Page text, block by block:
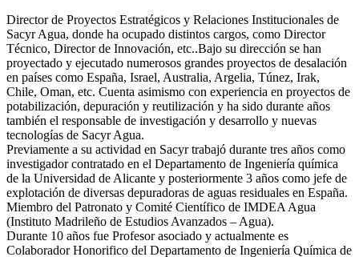
Director de Proyectos Estratégicos y Relaciones Institucionales de
Sacyr Agua, donde ha ocupado distintos cargos, como Director
Técnico, Director de Innovación, etc..Bajo su dirección se han
proyectado y ejecutado numerosos grandes proyectos de desalación
en países como España, Israel, Australia, Argelia, Túnez, Irak,
Chile, Oman, etc. Cuenta asimismo con experiencia en proyectos de
potabilización, depuración y reutilización y ha sido durante años
también el responsable de investigación y desarrollo y nuevas
tecnologías de Sacyr Agua.
Previamente a su actividad en Sacyr trabajó durante tres años como
investigador contratado en el Departamento de Ingeniería química
de la Universidad de Alicante y posteriormente 3 años como jefe de
explotación de diversas depuradoras de aguas residuales en España.
Miembro del Patronato y Comité Científico de IMDEA Agua
(Instituto Madrileño de Estudios Avanzados – Agua).
Durante 10 años fue Profesor asociado y actualmente es
Colaborador Honorifico del Departamento de Ingeniería Química de